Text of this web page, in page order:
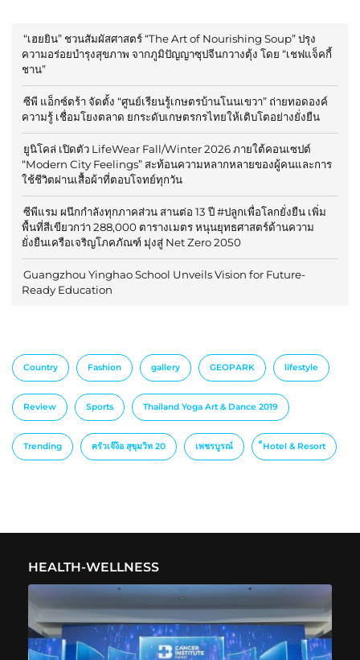
“เฮยยิน” ชวนสัมผัสศาสตร์ “The Art of Nourishing Soup” ปรุง
ความอร่อยบำรุงสุขภาพ จากภูมิปัญญาซุปจีนกวางตุ้ง โดย “เชฟแจ็คกี้
ชาน”
ซีพี แอ็กซ์ตร้า จัดตั้ง “ศูนย์เรียนรู้เกษตรบ้านโนนเขวา” ถ่ายทอดองค์
ความรู้ เชื่อมโยงตลาด ยกระดับเกษตรกรไทยให้เติบโตอย่างยั่งยืน
ยูนิโคล่ เปิดตัว LifeWear Fall/Winter 2026 ภายใต้คอนเซปต์
“Modern City Feelings” สะท้อนความหลากหลายของผู้คนและการ
ใช้ชีวิตผ่านเสื้อผ้าที่ตอบโจทย์ทุกวัน
ซีพีแรม ผนึกกำลังทุกภาคส่วน สานต่อ 13 ปี #ปลูกเพื่อโลกยั่งยืน เพิ่ม
พื้นที่สีเขียวกว่า 288,000 ตารางเมตร หนุนยุทธศาสตร์ด้านความ
ยั่งยืนเครือเจริญโภคภัณฑ์ มุ่งสู่ Net Zero 2050
Guangzhou Yinghao School Unveils Vision for Future-
Ready Education
Country Fashion gallery GEOPARK lifestyle
Review Sports Thailand Yoga Art & Dance 2019
Trending ครัวเจ๊ง้อ สุขุมวิท 20 เพชรบูรณ์ ็Hotel & Resort
HEALTH-WELLNESS